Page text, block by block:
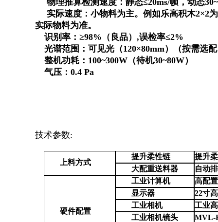
实际速度：小物料为主。例如乐高积木2×2
实际物料为准。
识别率： ≥98%（良品）,误检率≤2%
光谱范围：可见光（120×80mm）（按需选
整机功耗： 100~300W（待机30~80W）
气压： 0.4 Pa
技术参数:
上料方式
提升柔性链
提升
大配重送料器
自动
硬件配置
工业计算机
高配
显示器
22寸
工业相机
工业
工业相机镜头
MVL-